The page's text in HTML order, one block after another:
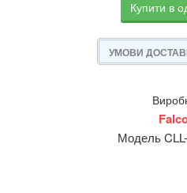
Купити в
УМОВИ
Модель